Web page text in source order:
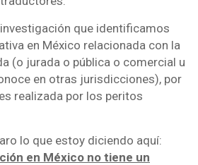
que identificamos
en México relacionada con la
(o jurada o pública o comercial u
en otras jurisdicciones), por
realizada por los peritos
lo que estoy diciendo aquí:
en México no tiene un